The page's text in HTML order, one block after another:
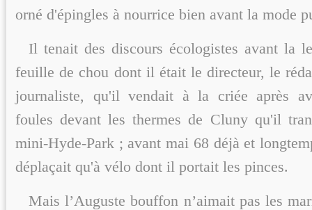
orné d'épingles à nourrice bien avant la mode
Il tenait des discours écologistes avant la
feuille de chou dont il était le directeur, le
journaliste, qu'il vendait à la criée après
foules devant les thermes de Cluny qu'il
mini-Hyde-Park ; avant mai 68 déjà et
déplaçait qu'à vélo dont il portait les pinces.
Mais l’Auguste bouffon n’aimait pas les